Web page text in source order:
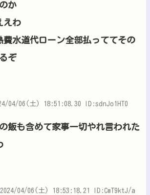
か
えわ
費水道代ローン全部払っててその
ぞ
04/06(土) 18:51:08.30 ID:sdnJo1HT0
飯も含めて家事一切やれ言われた
2024/04/06(土) 18:53:18.21 ID:CmT9ktJ/a